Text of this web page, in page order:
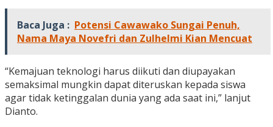
Baca Juga : Potensi Cawawako Sungai Penuh,
Nama Maya Novefri dan Zulhelmi Kian Mencuat
“Kemajuan teknologi harus diikuti dan diupayakan
semaksimal mungkin dapat diteruskan kepada siswa
agar tidak ketinggalan dunia yang ada saat ini,” lanjut
Dianto.